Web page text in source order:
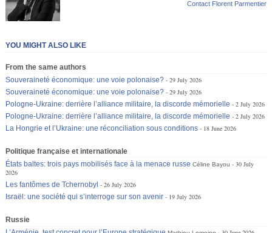
Contact Florent Parmentier
YOU MIGHT ALSO LIKE
From the same authors
Souveraineté économique: une voie polonaise?
29 July 2026
Souveraineté économique: une voie polonaise?
29 July 2026
Pologne-Ukraine: derrière l’alliance militaire, la discorde mémorielle
2 July 2026
Pologne-Ukraine: derrière l’alliance militaire, la discorde mémorielle
2 July 2026
La Hongrie et l’Ukraine: une réconciliation sous conditions
18 June 2026
Politique française et internationale
États baltes: trois pays mobilisés face à la menace russe Céline Bayou
30 July
2026
Les fantômes de Tchernobyl
26 July 2026
Israël: une société qui s’interroge sur son avenir
19 July 2026
Russie